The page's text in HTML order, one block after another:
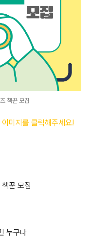
책꾼 모집
미지를 클릭해주세요!
꾼 모집
누구나